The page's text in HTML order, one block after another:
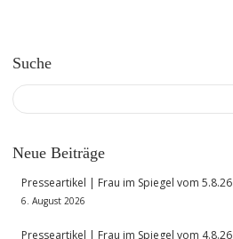
Suche
Neue Beiträge
Presseartikel | Frau im Spiegel vom 5.8.26
6. August 2026
Presseartikel | Frau im Spiegel vom 4.8.26